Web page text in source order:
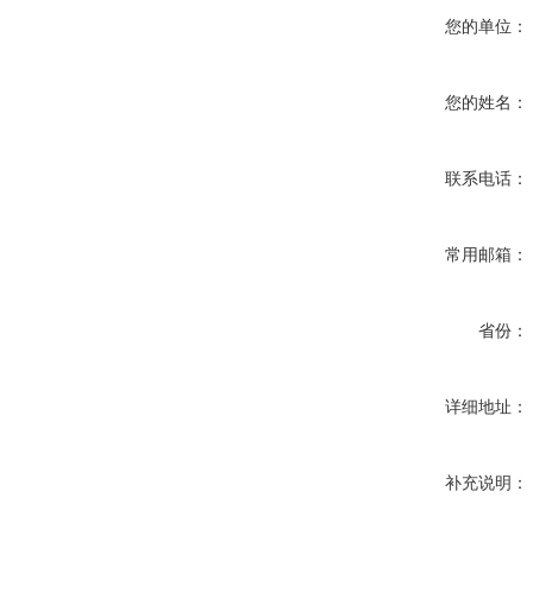
您的单位：
您的姓名：
联系电话：
常用邮箱：
省份：
详细地址：
补充说明：